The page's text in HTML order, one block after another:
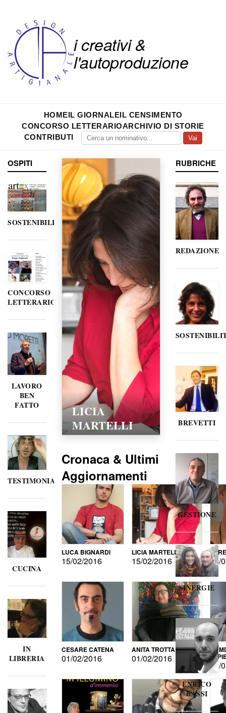
i creativi &
l'autoproduzione
HOMEIL GIORNALEIL CENSIMENTO
CONCORSO LETTERARIOARCHIVIO DI STORIE
CONTRIBUTI
Vai
OSPITI
SOSTENIBILITÀ
CONCORSO
LETTERARIO
LAVORO
BEN
FATTO
TESTIMONIANZE
CUCINA
IN
LIBRERIA
LICIA
MARTELLI
Cronaca & Ultimi
Aggiornamenti
LUCA BIGNARDI
15/02/2016
LICIA MARTELLI
15/02/2016 15/
CESARE CATENA
01/02/2016
ANITA TROTTA
01/02/2016 DI
15/
RUBRICHE
REDAZIONE
BREVETTI
GESTIONE
SINERGIE
ENRICO
BASSI